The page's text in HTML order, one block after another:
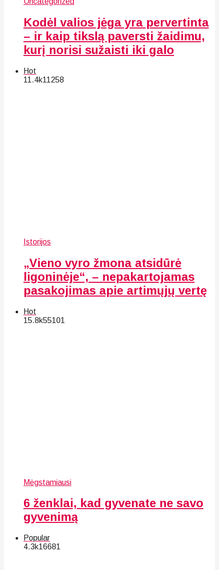
Kodėl valios jėga yra pervertinta
– ir kaip tikslą paversti žaidimu,
kurį norisi sužaisti iki galo
Hot
11.4k11258
Istorijos
„Vieno vyro žmona atsidūrė
ligoninėje“, – nepakartojamas
pasakojimas apie artimųjų vertę
Hot
15.8k55101
Mėgstamiausi
6 ženklai, kad gyvenate ne savo
gyvenimą
Popular
4.3k16681